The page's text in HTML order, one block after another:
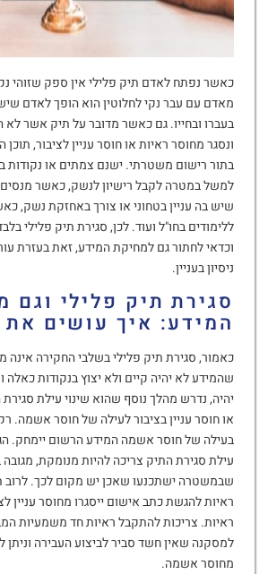
כאשר נפתח לאדם תיק פלילי אין ספק שזוהי
מאדם עם עבר נקי לחלוטין הוא הופך לאדם
בעברו ובחייו. גם כאשר מדובר על תיק אשר לא
ונסגר מחוסר ראיות או חוסר עניין לציבור, תוכן
בתור רישום משטרתי. ישנם צמתים או נקודות
למשל במטרה לקבל רישיון לנשק, כאשר
שיש בה עניין בטחוני או צורך באחזקת נשק,
ללימודים בחו"ל ועוד. לכן, סגירת תיק פלילי
וכדאי לחתור גם למחיקת המידע, זאת בעזרת
ניסיון בעניין.
סגירת תיק פלילי וגם
המידע: איך עושים את
כאמור, סגירת תיק פלילי בשלבי החקירה אינה
שהמידע לא יהיה קיים ולא יצוץ בנקודות כאלה
יהיה, נדרש מהלך נוסף שהוא שינוי עילת
או חוסר עניין בציבור לעילה של חוסר אשמה.
בעילה של חוסר אשמה המידע הרשום יימחק.
עילת סגירת התיק צריכה להיות מנומקת,
שבמשטרה ישתכנעו שאכן יש מקום לכך. לרוב
ראיות להגשת כתב אישום ייסגרו מחוסר עניין
ראיות. צריכות להתקבל ראיות חד משמעיות
למסקנה שאין חשד סביר לביצוע העבירה וניתן
מחוסר אשמה.